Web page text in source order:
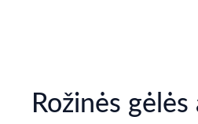
Rožinės gėlės